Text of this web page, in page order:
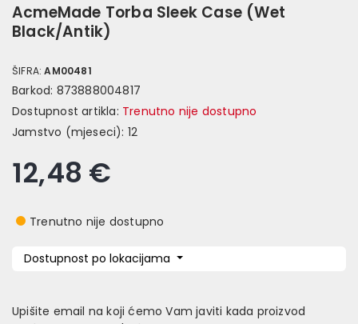
AcmeMade Torba Sleek Case (Wet
Black/Antik)
ŠIFRA:AM00481
Barkod: 873888004817
Dostupnost artikla: Trenutno nije dostupno
Jamstvo (mjeseci): 12
12,48 €
Trenutno nije dostupno
Dostupnost po lokacijama
Upišite email na koji ćemo Vam javiti kada proizvod